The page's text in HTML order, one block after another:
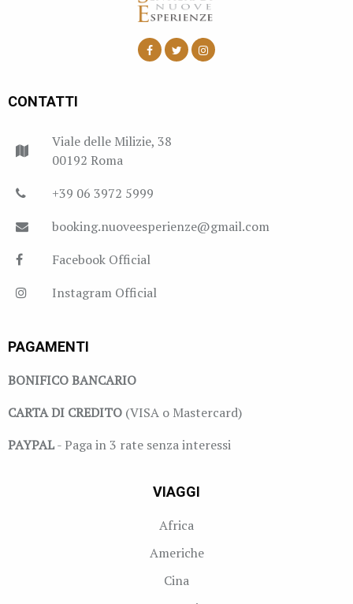
CONTATTI
Viale delle Milizie, 38
00192 Roma
+39 06 3972 5999
booking.nuoveesperienze@gmail.com
Facebook Official
Instagram Official
PAGAMENTI
BONIFICO BANCARIO
CARTA DI CREDITO (VISA o Mastercard)
PAYPAL- Paga in 3 rate senza interessi
VIAGGI
Africa
Americhe
Cina